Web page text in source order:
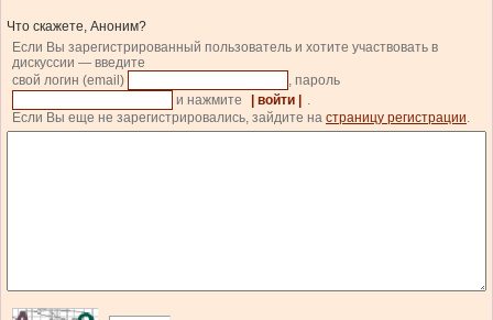
Что скажете, Аноним?
Если Вы зарегистрированный пользователь и хотите участвовать в
дискуссии — введите
свой логин (email)
, пароль
и нажмите
| войти |
.
Если Вы еще не зарегистрировались, зайдите на страницу регистрации.